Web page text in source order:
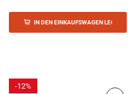
IN DEN EINKAUFSWAGEN LEGEN
-12%